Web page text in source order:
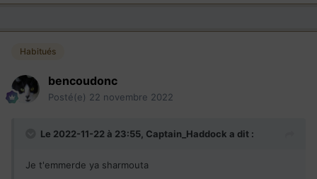
Habitués
bencoudonc
Posté(e) 22 novembre 2022
Le 2022-11-22 à 23:55, Captain_Haddock a dit :
Je t'emmerde ya sharmouta